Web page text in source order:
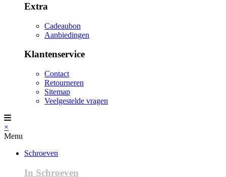
Extra
Cadeaubon
Aanbiedingen
Klantenservice
Contact
Retourneren
Sitemap
Veelgestelde vragen
×
Menu
Schroeven
In Schroeven